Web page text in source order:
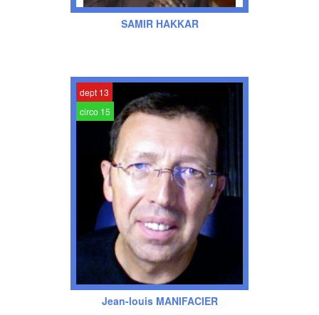
SAMIR HAKKAR
dept 13
circo 15
Jean-louis MANIFACIER